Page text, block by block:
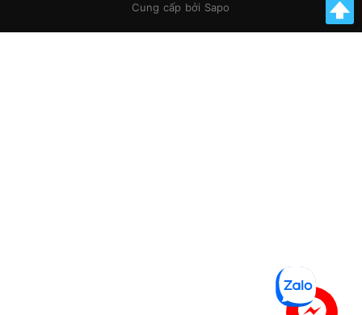
Cung cấp bởi Sapo